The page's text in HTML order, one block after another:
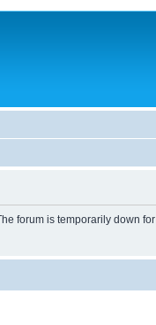
The forum is temporarily